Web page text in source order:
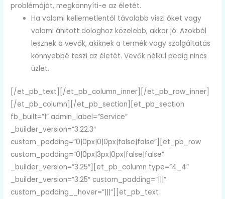
problémáját, megkönnyíti-e az életét.
Ha valami kellemetlentől távolabb viszi őket vagy
valami áhitott dologhoz közelebb, akkor jó. Azokból
lesznek a vevők, akiknek a termék vagy szolgáltatás
könnyebbé teszi az életét. Vevők nélkül pedig nincs
üzlet.
[/et_pb_text][/et_pb_column_inner][/et_pb_row_inner]
[/et_pb_column][/et_pb_section][et_pb_section
fb_built=”1″ admin_label=”Service”
_builder_version=”3.22.3″
custom_padding=”0|0px|0|0px|false|false”][et_pb_row
custom_padding=”0|0px|3px|0px|false|false”
_builder_version=”3.25″][et_pb_column type=”4_4″
_builder_version=”3.25″ custom_padding=”|||”
custom_padding__hover=”|||”][et_pb_text